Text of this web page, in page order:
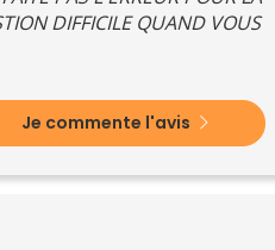
DIFFICILE QUAND VOUS
Je commente l'avis